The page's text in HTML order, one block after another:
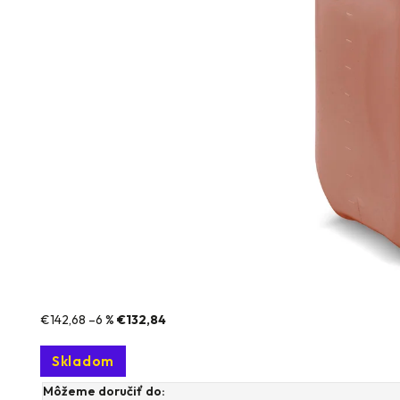
€142,68 –6 %€132,84
Skladom
Môžeme doručiť do: